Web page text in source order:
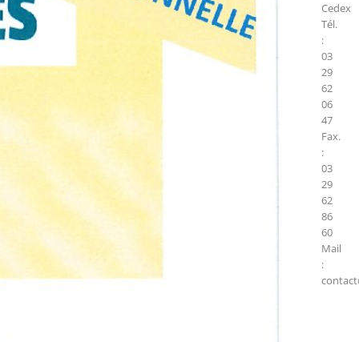
Cedex
Tél.
:
03
29
62
06
47
Fax.
:
03
29
62
86
60
Mail
: